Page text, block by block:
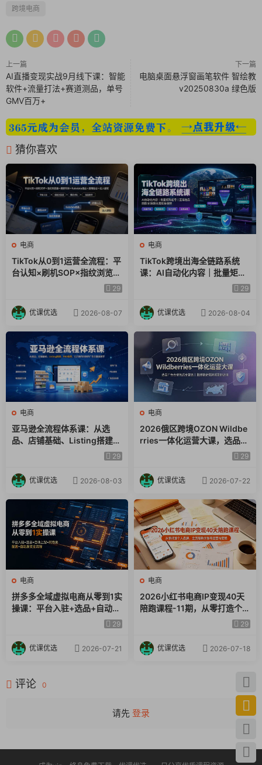
等几大维度全方位360度实战
具体项目实操综合选品
全程操作详细讲解
适合谁听
目前经营亚马逊等跨境平台
自有工厂想开拓海外蓝海新渠道
在FB和谷歌烧钱但是成本太高
零基础想学习跨境电商私域营销
课程内容：
01、国家策略分析.mp4
02、行业策略分析.mp4
03、美目策略分析.mp4
04、工具综述.mp4
05、谷歌关键词工具.mp4
06、谷歌趋势工具.mp4
07、sparktoro社媒大盘数据工具.mp4
08、知虾虾皮数据分析工具.mp4
09、kyewordstool关键词工具.mp4
10、Sorftime亚马逊数据分析工具.mp4
11、YoutubeStudioYOUTUBE数据分析工具.mp4
12、socialbladeyoutube数据分析工具.mp4
13、UbersuggestSEO分析工具.mp4
14、Algopixebay分析工具.mp4
跨境电商
上一篇
AI直播变现实战9月线下课：智能
软件+流量打法+赛道测品，单号
GMV百万+
下一篇
电脑桌面悬浮窗画笔软件 智绘教
v20250830a 绿色版
猜你喜欢
电商
TikTok从0到1运营全流程：平
台认知×刷机SOP×指纹浏览器
×爆款对标×Kalodata选品×店
29
优课优选 2026-08-07
电商
TikTok跨境出海全链路系统
课：AI自动化内容｜批量矩阵
起号｜蓝海选品回款全链路出
29
优课优选 2026-08-04
电商
亚马逊全流程体系课：从选
品、店铺基础、Listing搭建、
FBA备货、后台操作到站内广29
优课优选 2026-08-03
电商
2026俄区跨境OZON Wildbe
rries一体化运营大课，选品广
告仓储售后全覆盖，搭建稳定
29
优课优选 2026-07-22
电商
拼多多全域虚拟电商从零到1实
操课：平台入驻+选品+自动上
架+阿奇索配置+自动发货全流
29
优课优选 2026-07-21
电商
2026小红书电商IP变现40天
陪跑课程-11期，从零打造个人
品牌，全流程教学账号运营与
29
优课优选 2026-07-18
评论 0
请先 登录